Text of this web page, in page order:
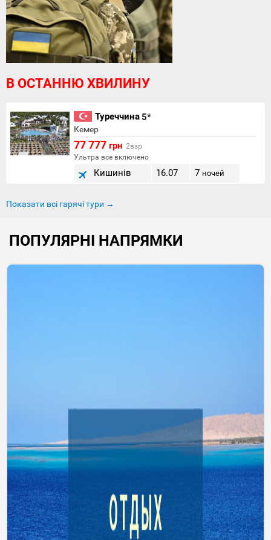
В ОСТАННЮ ХВИЛИНУ
Туреччина5*
Кемер
77 777 грн 2взр
Ультра все включено
Кишинів 16.07 7 ночей
Показати всі гарячі тури →
ПОПУЛЯРНІ НАПРЯМКИ